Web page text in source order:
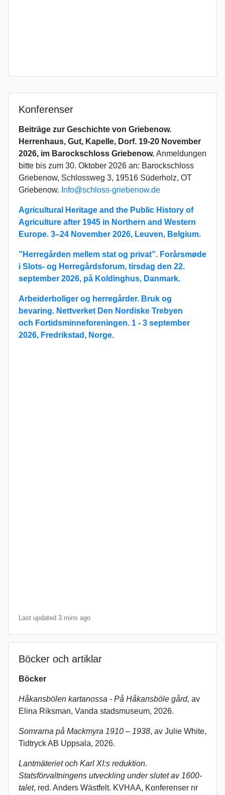
Konferenser
Beiträge zur Geschichte von Griebenow.
Herrenhaus, Gut, Kapelle, Dorf. 19-20 November
2026, im Barockschloss Griebenow. Anmeldungen
bitte bis zum 30. Oktober 2026 an: Barockschloss
Griebenow, Schlossweg 3, 19516 Süderholz, OT
Griebenow. Info@schloss-griebenow.de
Agricultural Heritage and the Public History of
Agriculture after 1945 in Northern and Western
Europe. 3–24 November 2026, Leuven, Belgium.
”Herregården mellem stat og privat”. Forårsmøde
i Slots- og Herregårdsforum, tirsdag den 22.
september 2026, på Koldinghus, Danmark.
Arbeiderboliger og herregårder. Bruk og
bevaring. Nettverket Den Nordiske Trebyen
och Fortidsminneforeningen. 1 - 3 september
2026, Fredrikstad, Norge.
Last updated 3 mins ago
Böcker och artiklar
Böcker
Håkansbölen kartanossa - På Håkansböle gård, av
Elina Riksman, Vanda stadsmuseum, 2026.
Somrarna på Mackmyra 1910 – 1938, av Julie White,
Tidtryck AB Uppsala, 2026.
Lantmäteriet och Karl XI:s reduktion.
Statsförvaltningens utveckling under slutet av 1600-
talet, red. Anders Wästfelt. KVHAA, Konferenser nr